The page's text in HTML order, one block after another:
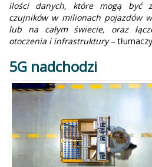
ilości danych, które mogą być
czujników w milionach pojazdów
lub na całym świecie, oraz
otoczenia i infrastruktury–
5G nadchodzi